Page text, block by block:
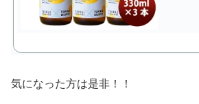
気になった方は是非！！